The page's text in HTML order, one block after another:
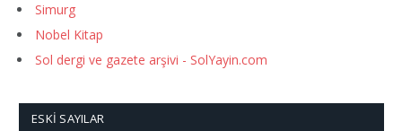
Simurg
Nobel Kitap
Sol dergi ve gazete arşivi - SolYayin.com
ESKI SAYILAR